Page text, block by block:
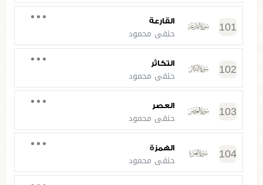
101 القارعة
حنفي محمود
102 التكاثر
حنفي محمود
103 العصر
حنفي محمود
104 الهمزة
حنفي محمود